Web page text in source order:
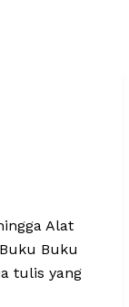
Alat
Buku
tulis yang